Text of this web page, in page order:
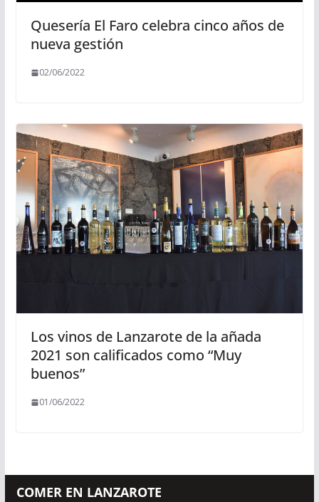
Quesería El Faro celebra cinco años de
nueva gestión
02/06/2022
Los vinos de Lanzarote de la añada
2021 son calificados como “Muy
buenos”
01/06/2022
COMER EN LANZAROTE